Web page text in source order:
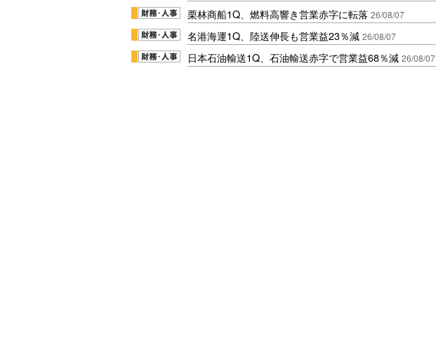
栗林商船1Q、燃料高響き営業赤字に転落 26/08/07
名港海運1Q、陸送伸長も営業益23％減 26/08/07
日本石油輸送1Q、石油輸送赤字で営業益68％減 26/08/07